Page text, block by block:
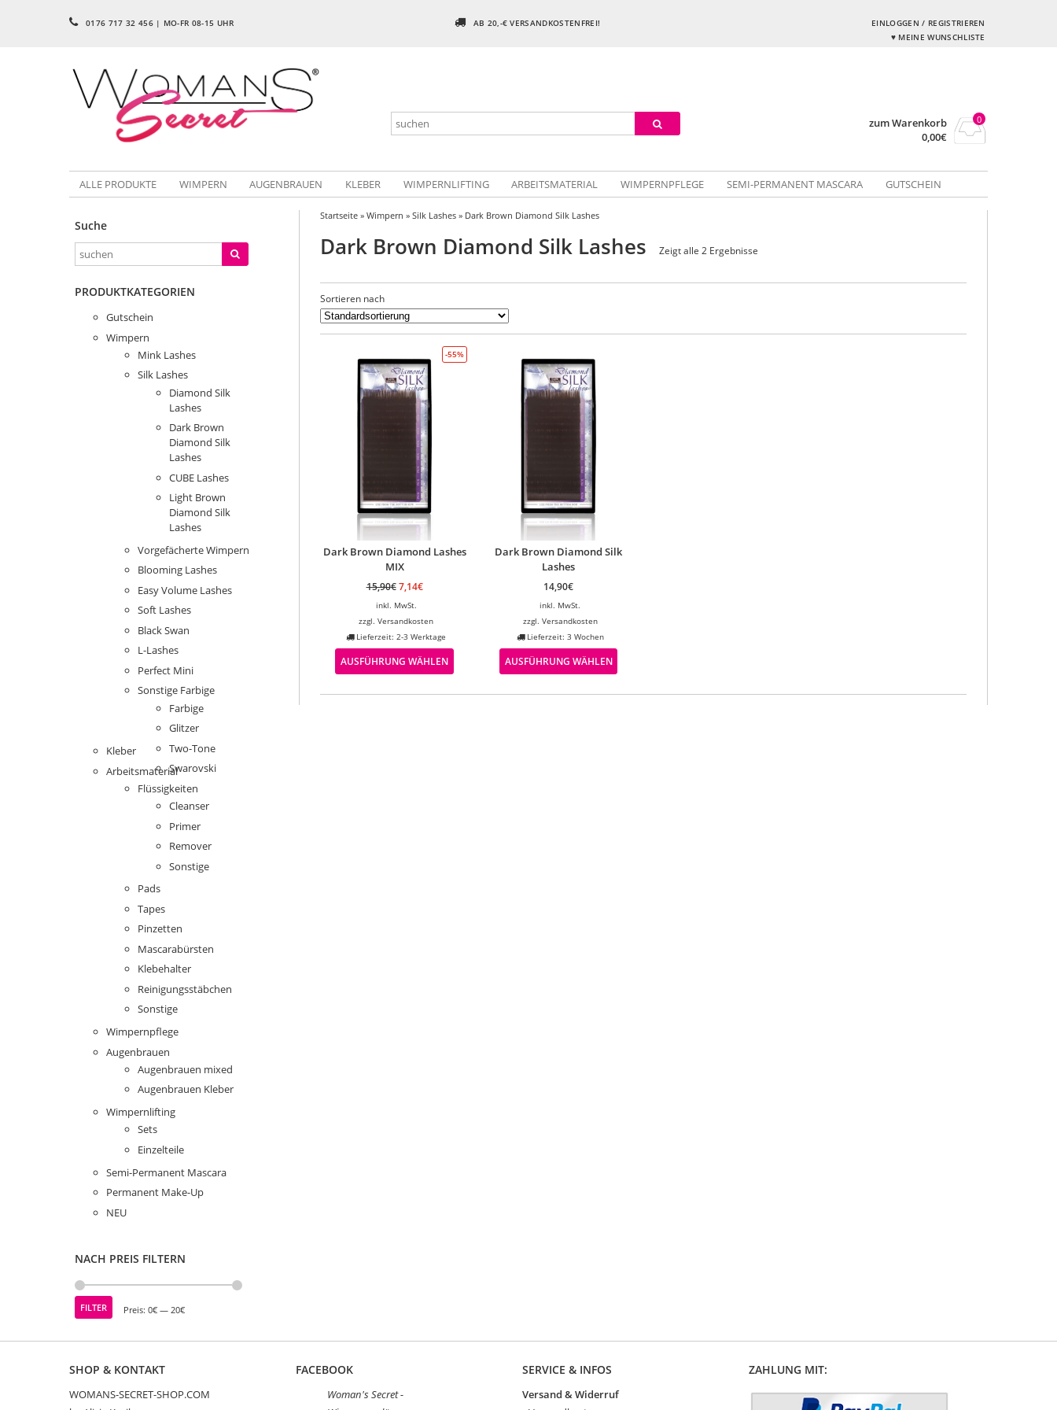
0176 717 32 456 | MO-FR 08-15 UHR AB 20,-€ VERSANDKOSTENFREI!
EINLOGGEN / REGISTRIEREN
♥ MEINE WUNSCHLISTE
zum Warenkorb
0,00€
0
ALLE PRODUKTE WIMPERN AUGENBRAUEN KLEBER WIMPERNLIFTING ARBEITSMATERIAL WIMPERNPFLEGE SEMI-PERMANENT MASCARA GUTSCHEIN
Startseite » Wimpern » Silk Lashes » Dark Brown Diamond Silk Lashes
Dark Brown Diamond Silk Lashes Zeigt alle 2 Ergebnisse
Sortieren nach
-55%
Dark Brown Diamond Lashes
MIX
15,90€ 7,14€
inkl. MwSt.
zzgl.Versandkosten
Lieferzeit: 2-3 Werktage
AUSFÜHRUNG WÄHLEN
Dark Brown Diamond Silk
Lashes
14,90€
inkl. MwSt.
zzgl. Versandkosten
Lieferzeit: 3 Wochen
AUSFÜHRUNG WÄHLEN
Suche
PRODUKTKATEGORIEN
Gutschein
Wimpern
Mink Lashes
Silk Lashes
Diamond Silk
Lashes
Dark Brown
Diamond Silk
Lashes
CUBE Lashes
Light Brown
Diamond Silk
Lashes
Vorgefächerte Wimpern
Blooming Lashes
Easy Volume Lashes
Soft Lashes
Black Swan
L-Lashes
Perfect Mini
Sonstige Farbige
Farbige
Glitzer
Two-Tone
Swarovski
Kleber
Arbeitsmaterial
Flüssigkeiten
Cleanser
Primer
Remover
Sonstige
Pads
Tapes
Pinzetten
Mascarabürsten
Klebehalter
Reinigungsstäbchen
Sonstige
Wimpernpflege
Augenbrauen
Augenbrauen mixed
Augenbrauen Kleber
Wimpernlifting
Sets
Einzelteile
Semi-Permanent Mascara
Permanent Make-Up
NEU
NACH PREIS FILTERN
Min.
Max.
FILTER Preis: 0€— 20€
SHOP & KONTAKT
WOMANS-SECRET-SHOP.COM
FACEBOOK
Woman's Secret -
SERVICE & INFOS
Versand & Widerruf
ZAHLUNG MIT: